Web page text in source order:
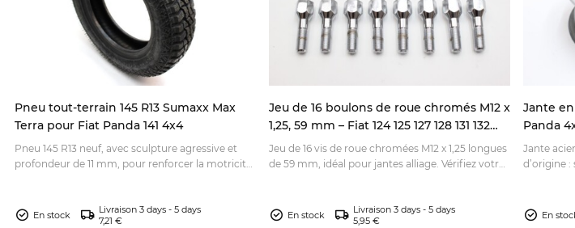
Pneu tout-terrain 145 R13 Sumaxx Max
Terra pour Fiat Panda 141 4x4
Pneu 145 R13 neuf, avec sculpture agressive et
profondeur de 11 mm, pour renforcer la motricité
En stock
Livraison 3 days - 5 days
7,21 €
Jeu de 16 boulons de roue chromés M12 x
1,25, 59 mm – Fiat 124 125 127 128 131 132
A112
Jeu de 16 vis de roue chromées M12 x 1,25 longues
de 59 mm, idéal pour jantes alliage. Vérifiez votre
En stock
Livraison 3 days - 5 days
5,95 €
Jante
Panda
Jante
d’origine
En